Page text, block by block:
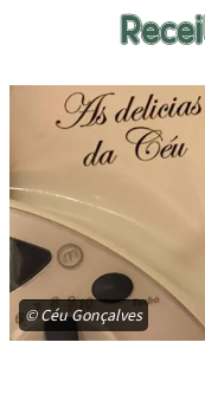
© Céu Gonçalves